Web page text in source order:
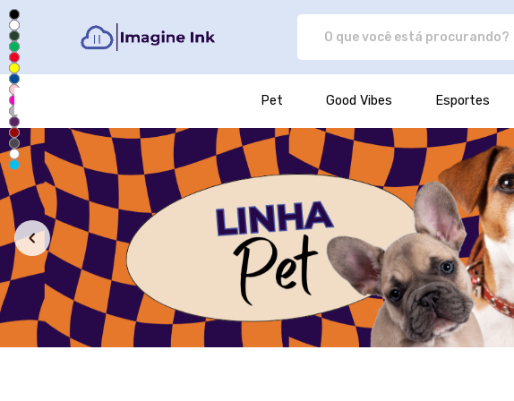
Imagine Ink - Camisetas e produtos personalizados
Pet Good Vibes Esportes
Todos os Produtos